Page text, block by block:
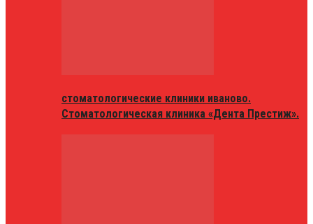
стоматологические клиники иваново.
Стоматологическая клиника «Дента Престиж».